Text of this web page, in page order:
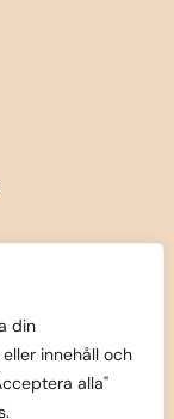
din
innehåll och
alla"